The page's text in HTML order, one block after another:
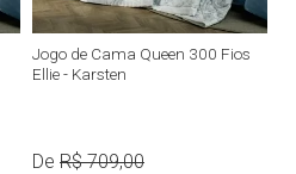
Jogo de Cama Queen 300 Fios
Ellie - Karsten
De R$ 709,00